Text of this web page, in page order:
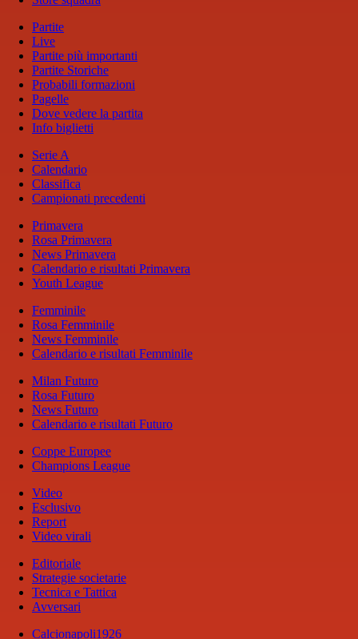
Partite
Live
Partite più importanti
Partite Storiche
Probabili formazioni
Pagelle
Dove vedere la partita
Info biglietti
Serie A
Calendario
Classifica
Campionati precedenti
Primavera
Rosa Primavera
News Primavera
Calendario e risultati Primavera
Youth League
Femminile
Rosa Femminile
News Femminile
Calendario e risultati Femminile
Milan Futuro
Rosa Futuro
News Futuro
Calendario e risultati Futuro
Coppe Europee
Champions League
Video
Esclusivo
Report
Video virali
Editoriale
Strategie societarie
Tecnica e Tattica
Avversari
Calcionapoli1926